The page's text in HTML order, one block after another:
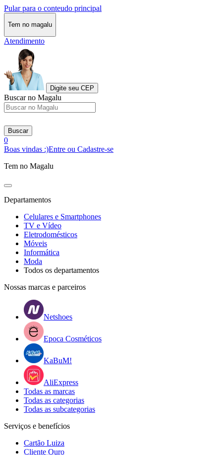
Pular para o conteudo principal
Tem no magalu
Atendimento
Digite seu CEP
Buscar no Magalu
Buscar
0
Boas vindas :)Entre ou Cadastre-se
Tem no Magalu
Departamentos
Celulares e Smartphones
TV e Vídeo
Eletrodomésticos
Móveis
Informática
Moda
Todos os departamentos
Nossas marcas e parceiros
Netshoes
Epoca Cosméticos
KaBuM!
AliExpress
Todas as marcas
Todas as categorias
Todas as subcategorias
Serviços e benefícios
Cartão Luiza
Cliente Ouro